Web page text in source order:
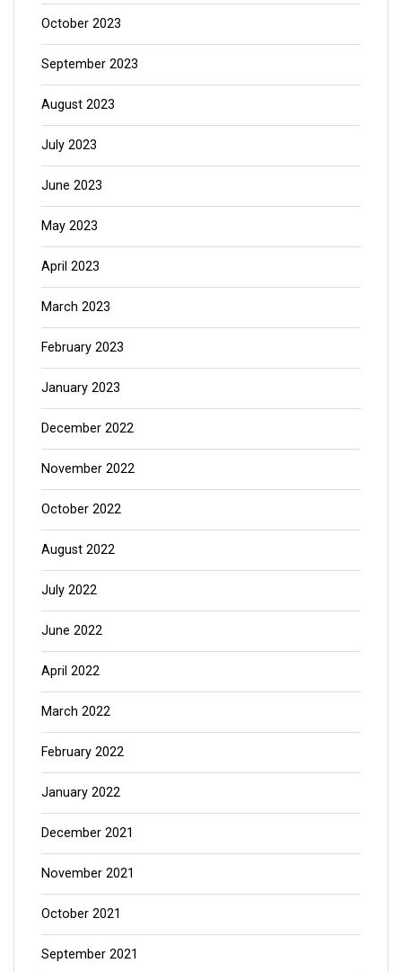
October 2023
September 2023
August 2023
July 2023
June 2023
May 2023
April 2023
March 2023
February 2023
January 2023
December 2022
November 2022
October 2022
August 2022
July 2022
June 2022
April 2022
March 2022
February 2022
January 2022
December 2021
November 2021
October 2021
September 2021